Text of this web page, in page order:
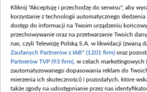
(wpłata wrzesień 100 mln,
mln, listopad 265 mln)
Dofinansowanie 48 862 000,00
Data podpisania umowy:
(wpłata grudzień 60,548 mln)
Dofinansowanie 900 000 000,00
Data podpisania umowy: LUTY
Kliknij "Akceptuję i przechodzę do serwisu", aby
korzystanie z technologii automatycznego śledzenia
dostęp do informacji na Twoim urządzeniu
przechowywanie oraz na przetwarzanie Twoich
nas, czyli Telewizję Polską S.A. w likwidacji (zwaną
Zaufanych Partnerów z IAB* (1201 firm) oraz
Partnerów TVP (93 firm) , w celach marketingowych
zautomatyzowanego dopasowania reklam do
mierzenia ich skuteczności) i pozostałych, które
także zgody na udostępnianie przez nas